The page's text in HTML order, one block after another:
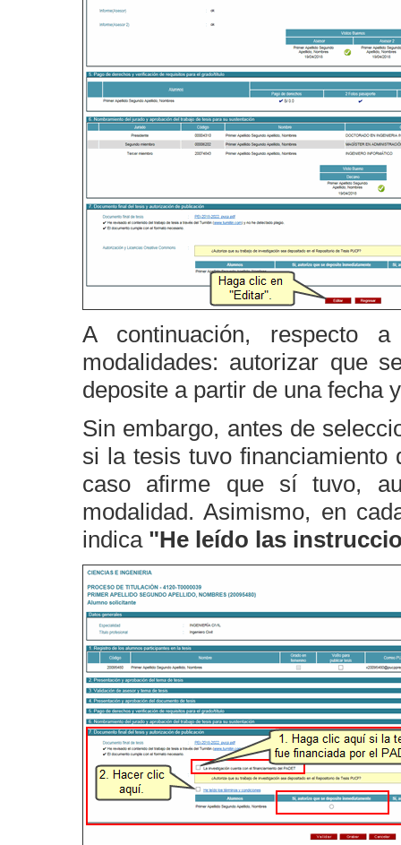
A continuación, respecto
modalidades: autorizar que
deposite a partir de una fecha
Sin embargo, antes de
si la tesis tuvo financiamiento
caso afirme que sí tuvo,
modalidad. Asimismo, en
indica "He leído las